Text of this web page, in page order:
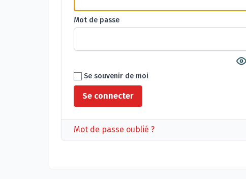
Mot de passe
Se souvenir de moi
Mot de passe oublié ?